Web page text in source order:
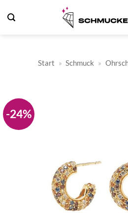
Inhalt
Start » Schmuck »
-24%